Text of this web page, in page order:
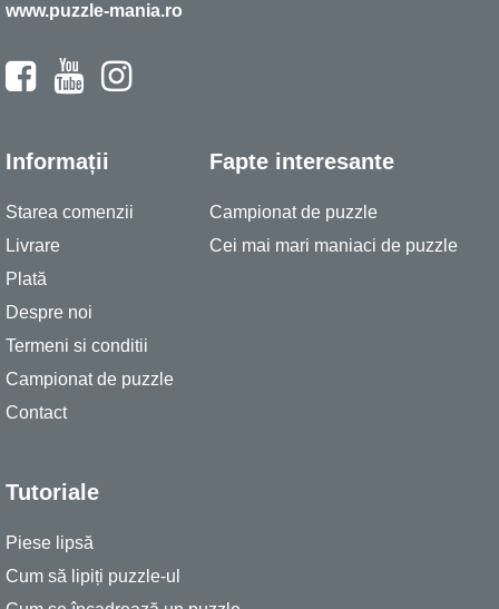
www.puzzle-mania.ro
Informații
Starea comenzii
Livrare
Plată
Despre noi
Termeni si conditii
Campionat de puzzle
Contact
Fapte interesante
Campionat de puzzle
Cei mai mari maniaci de puzzle
Tutoriale
Piese lipsă
Cum să lipiți puzzle-ul